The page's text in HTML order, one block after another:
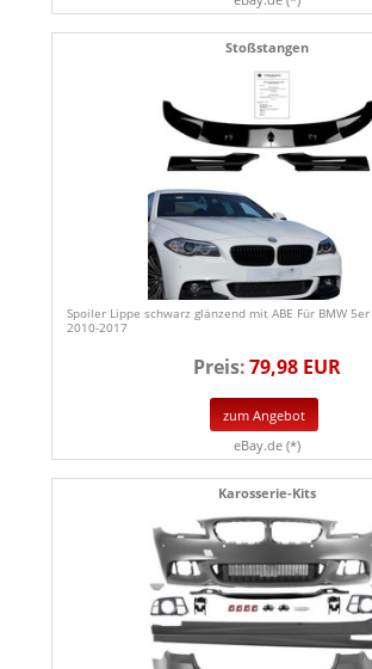
Stoßstangen
Spoiler Lippe schwarz glänzend mit ABE Für BMW
2010-2017
Preis:79,98 EUR
zum Angebot
eBay.de (*)
Karosserie-Kits